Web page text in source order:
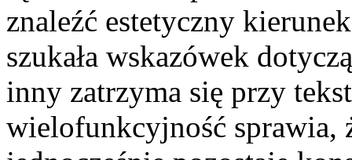
znaleźć estetyczny
szukała wskazówek
inny zatrzyma się przy
wielofunkcyjność sprawia,